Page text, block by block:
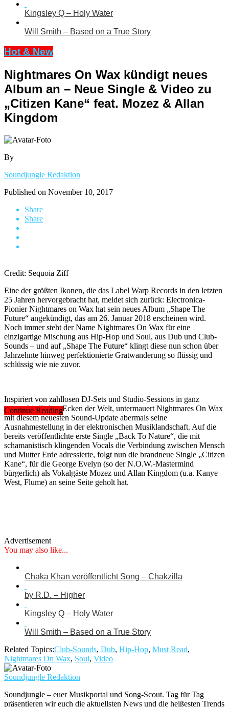
Kingsley Q – Holy Water
Will Smith – Based on a True Story
Hot & New
Nightmares On Wax kündigt neues
Album an – Neue Single & Video zu
„Citizen Kane“ feat. Mozez & Allan
Kingdom
By
Soundjungle Redaktion
Published on November 10, 2017
Share
Share
Credit: Sequoia Ziff
Eine der größten Ikonen, die das Label Warp Records in den letzten
25 Jahren hervorgebracht hat, meldet sich zurück: Electronica-
Pionier Nightmares on Wax hat sein neues Album „Shape The
Future“ angekündigt, das am 26. Januar 2018 erscheinen wird.
Noch immer steht der Name Nightmares On Wax für eine
einzigartige Mischung aus Hip-Hop und Soul, aus Dub und Club-
Sounds – und auf „Shape The Future“ klingt diese nun schon über
Jahrzehnte hinweg perfektionierte Gratwanderung so flüssig und
schlüssig wie nie zuvor.
Inspiriert von zahllosen DJ-Sets und Studio-Sessions in ganz
unterschiedlichen Ecken der Welt, untermauert Nightmares On Wax
mit diesem neuesten Sound-Update abermals seine
Ausnahmestellung in der elektronischen Musiklandschaft. Auf die
bereits veröffentlichte erste Single „Back To Nature“, die mit
schamanistisch klingenden Vocals die Verbindung zwischen Mensch
und Mutter Erde adressierte, folgt nun die brandneue Single „Citizen
Kane“, für die George Evelyn (so der N.O.W.-Mastermind
bürgerlich) als Vokalgäste Mozez und Allan Kingdom (u.a. Kanye
West, Flume) an seine Seite geholt hat.
Continue Reading
Advertisement
You may also like...
Chaka Khan veröffentlicht Song – Chakzilla
by R.D. – Higher
Kingsley Q – Holy Water
Will Smith – Based on a True Story
Related Topics:Club-Sounds, Dub, Hip-Hop, Must Read,
Nightmares On Wax, Soul, Video
Soundjungle Redaktion
Soundjungle – euer Musikportal und Song-Scout. Tag für Tag
präsentieren wir euch die aktuellsten News und die heißesten Trends